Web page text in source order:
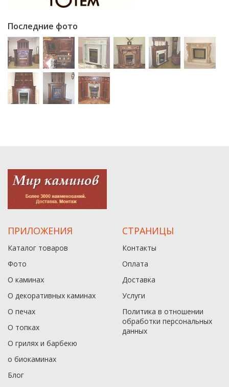
Последние фото
ПРИЛОЖЕНИЯ
Каталог товаров
Фото
О каминах
О декоративных каминах
О печах
О топках
О грилях и барбекю
о биокаминах
Блог
СТРАНИЦЫ
Контакты
Оплата
Доставка
Услуги
Политика в отношении
обработки персональных
данныx